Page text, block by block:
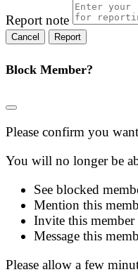
Report note
Report
Block Member?
Please confirm you
You will no longer be
See blocked
Mention this
Invite this
Message this
Please allow a few